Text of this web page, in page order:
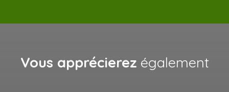
Vous apprécierez également